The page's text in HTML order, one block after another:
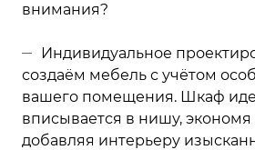
внимания?
Индивидуальное
создаём мебель с учётом
вашего помещения. Шкаф
вписывается в нишу, экономя
добавляя интерьеру